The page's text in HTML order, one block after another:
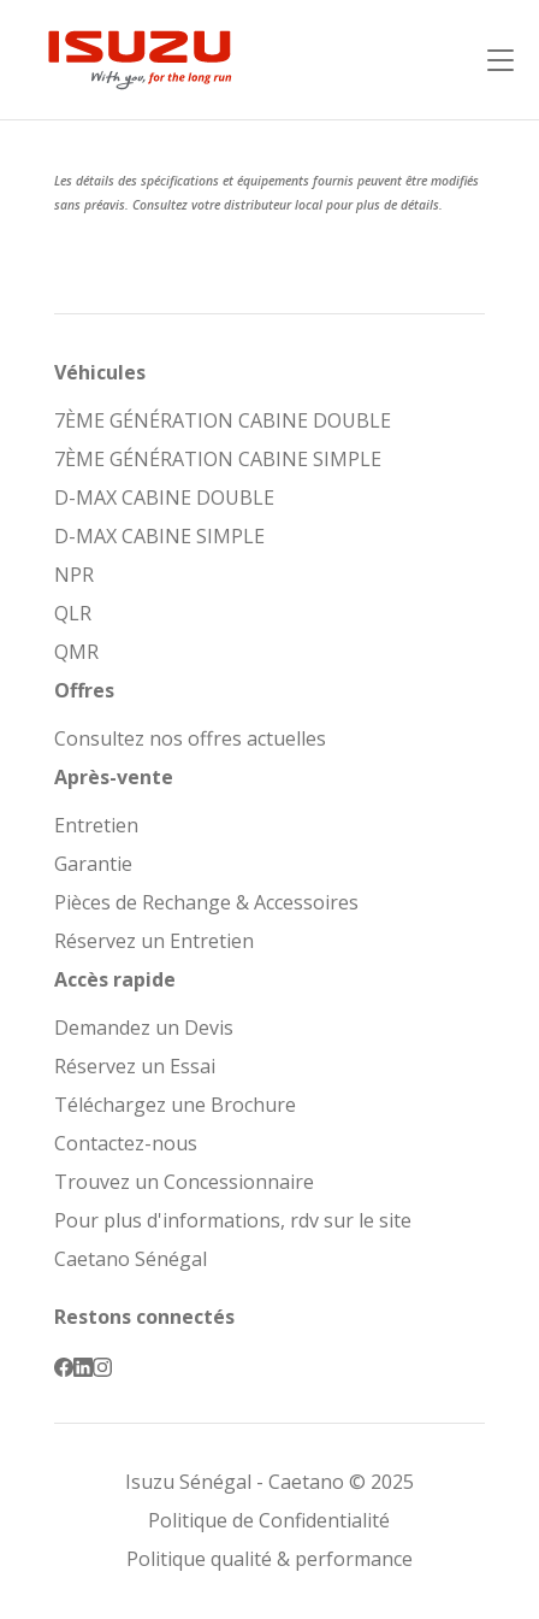
Les détails des spécifications et équipements fournis peuvent être modifiés
sans préavis. Consultez votre distributeur local pour plus de détails.
Véhicules
7ÈME GÉNÉRATION CABINE DOUBLE
7ÈME GÉNÉRATION CABINE SIMPLE
D-MAX CABINE DOUBLE
D-MAX CABINE SIMPLE
NPR
QLR
QMR
Offres
Consultez nos offres actuelles
Après-vente
Entretien
Garantie
Pièces de Rechange & Accessoires
Réservez un Entretien
Accès rapide
Demandez un Devis
Réservez un Essai
Téléchargez une Brochure
Contactez-nous
Trouvez un Concessionnaire
Pour plus d'informations, rdv sur le site
Caetano Sénégal
Restons connectés
Isuzu Sénégal - Caetano © 2025
Politique de Confidentialité
Politique qualité & performance